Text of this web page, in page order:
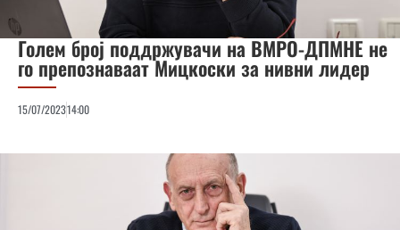
Голем број поддржувачи на ВМРО-ДПМНЕ не
го препознаваат Мицкоски за нивни лидер
15/07/202314:00